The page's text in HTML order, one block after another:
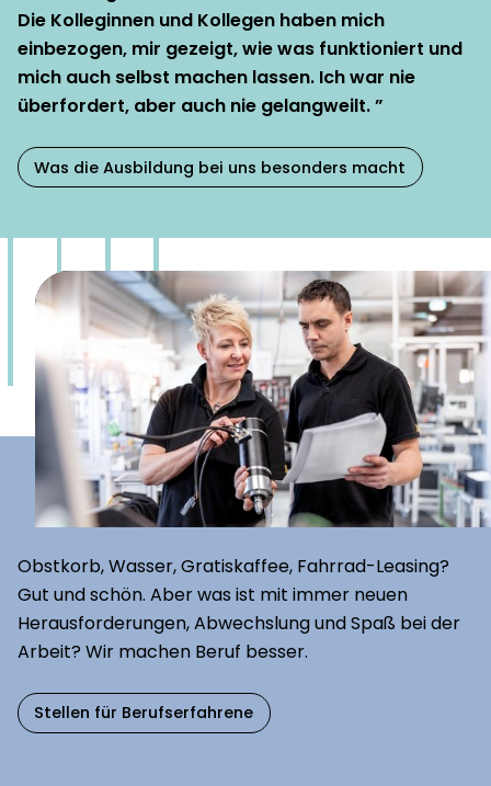
Die Kolleginnen und Kollegen haben mich
einbezogen, mir gezeigt, wie was funktioniert und
mich auch selbst machen lassen. Ich war nie
überfordert, aber auch nie gelangweilt. ”
Was die Ausbildung bei uns besonders macht
Obstkorb, Wasser, Gratiskaffee, Fahrrad-Leasing?
Gut und schön. Aber was ist mit immer neuen
Herausforderungen, Abwechslung und Spaß bei der
Arbeit? Wir machen Beruf besser.
Stellen für Berufserfahrene